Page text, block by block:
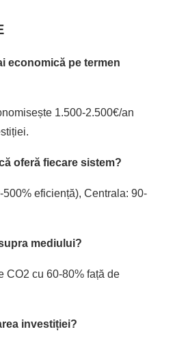
economică pe termen
1.500-2.500€/an
oferă fiecare sistem?
eficiență), Centrala: 90-
mediului?
CO2 cu 60-80% față de
investiției?